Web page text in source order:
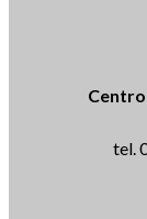
tel.